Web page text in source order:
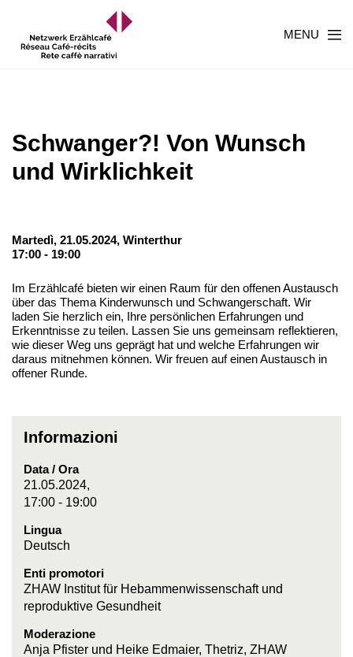
MENU
Schwanger?! Von Wunsch
und Wirklichkeit
Martedì, 21.05.2024, Winterthur
17:00 - 19:00
Im Erzählcafé bieten wir einen Raum für den offenen Austausch
über das Thema Kinderwunsch und Schwangerschaft. Wir
laden Sie herzlich ein, Ihre persönlichen Erfahrungen und
Erkenntnisse zu teilen. Lassen Sie uns gemeinsam reflektieren,
wie dieser Weg uns geprägt hat und welche Erfahrungen wir
daraus mitnehmen können. Wir freuen auf einen Austausch in
offener Runde.
Informazioni
Data / Ora
21.05.2024,
17:00 - 19:00
Lingua
Deutsch
Enti promotori
ZHAW Institut für Hebammenwissenschaft und
reproduktive Gesundheit
Moderazione
Anja Pfister und Heike Edmaier, Thetriz, ZHAW